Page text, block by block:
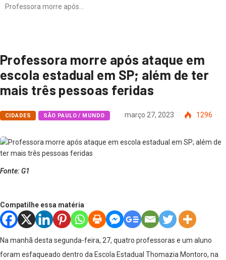
Professora morre após…
Professora morre após ataque em
escola estadual em SP; além de ter
mais três pessoas feridas
CIDADES SÃO PAULO / MUNDO março 27, 2023 1296
Fonte: G1
Compatilhe essa matéria
Na manhã desta segunda-feira, 27, quatro professoras e um aluno
foram esfaqueado dentro da Escola Estadual Thomazia Montoro, na